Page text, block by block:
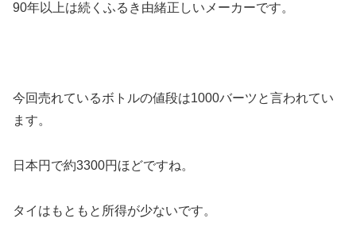
90年以上は続くふるき由緒正しいメーカーです。
今回売れているボトルの値段は1000バーツと言われてい
ます。
日本円で約3300円ほどですね。
タイはもともと所得が少ないです。